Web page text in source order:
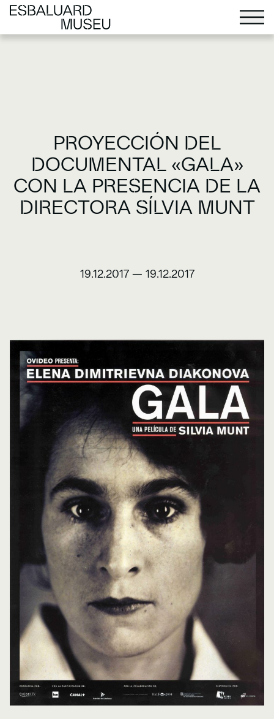
PROYECCIÓN DEL
DOCUMENTAL «GALA»
CON LA PRESENCIA DE LA
DIRECTORA SÍLVIA MUNT
19.12.2017 — 19.12.2017